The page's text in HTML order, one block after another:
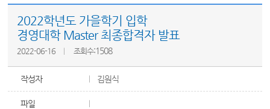
2022학년도 가을학기 입학
경영대학 Master 최종합격자 발표
2022-06-16 조회수:1508
작성자 김원식
파일